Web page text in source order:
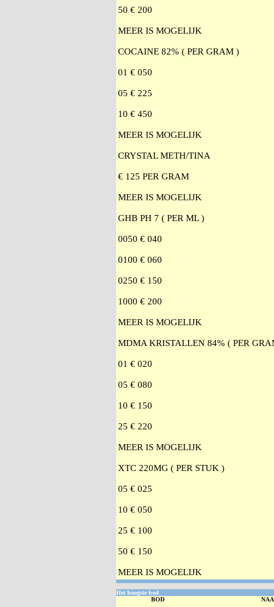
50 € 200
MEER IS MOGELIJK
COCAINE 82% ( PER GRAM )
01 € 050
05 € 225
10 € 450
MEER IS MOGELIJK
CRYSTAL METH/TINA
€ 125 PER GRAM
MEER IS MOGELIJK
GHB PH 7 ( PER ML )
0050 € 040
0100 € 060
0250 € 150
1000 € 200
MEER IS MOGELIJK
MDMA KRISTALLEN 84% ( PER
01 € 020
05 € 080
10 € 150
25 € 220
MEER IS MOGELIJK
XTC 220MG ( PER STUK )
05 € 025
10 € 050
25 € 100
50 € 150
MEER IS MOGELIJK
Het hoogste bod
BOD